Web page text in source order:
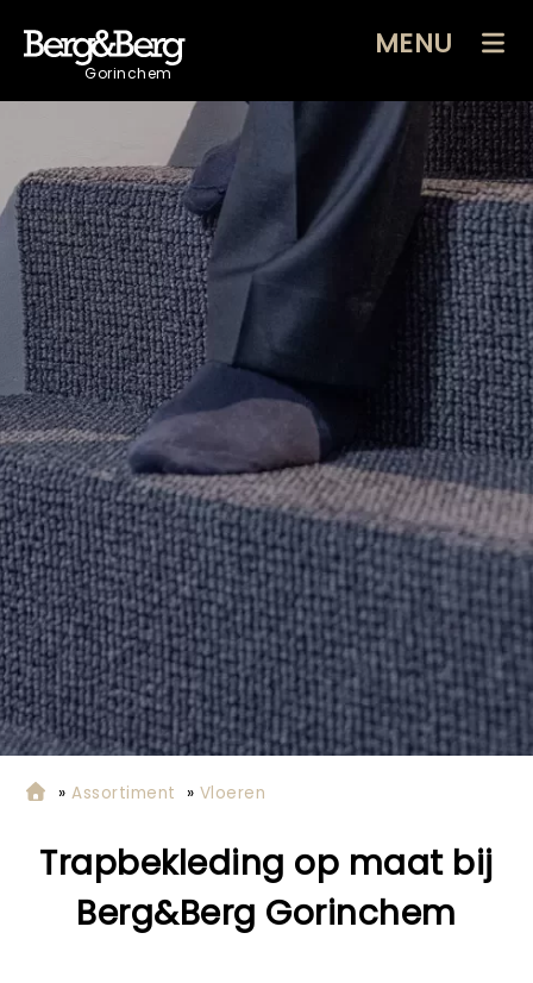
Gorinchem
MENU
»Assortiment » Vloeren
Trapbekleding op maat bij
Berg&Berg Gorinchem